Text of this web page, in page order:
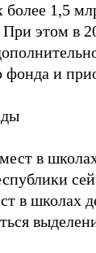
1,5
При этом в
фонда и
в
в школах